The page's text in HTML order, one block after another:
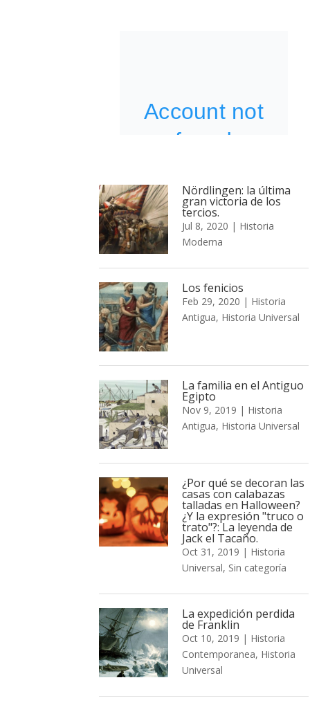
Nördlingen: la última
gran victoria de los
tercios.
Jul 8, 2020 | Historia
Moderna
Los fenicios
Feb 29, 2020 | Historia
Antigua, Historia Universal
La familia en el Antiguo
Egipto
Nov 9, 2019 | Historia
Antigua, Historia Universal
¿Por qué se decoran las
casas con calabazas
talladas en Halloween?
¿Y la expresión "truco o
trato"?: La leyenda de
Jack el Tacaño.
Oct 31, 2019 | Historia
Universal, Sin categoría
La expedición perdida
de Franklin
Oct 10, 2019 | Historia
Contemporanea, Historia
Universal